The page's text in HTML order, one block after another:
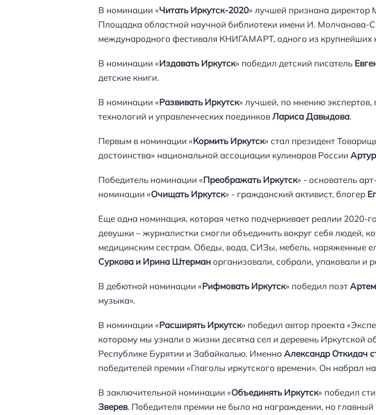
В номинации «Читать Иркутск-2020» лучшей признана директор
Площадка областной научной библиотеки имени И. Молчанова-
международного фестиваля КНИГАМАРТ, одного из крупнейших
В номинации «Издавать Иркутск» победил детский писатель
детские книги.
В номинации «Развивать Иркутск» лучшей, по мнению
технологий и управленческих поединковЛариса Давыдова.
Первым в номинации «Кормить Иркутск» стал президент
достоинства» национальной ассоциации кулинаров России
Победитель номинации «Преображать Иркутск» - основатель
номинации «Очищать Иркутск» - гражданский активист, блогер
Еще одна номинация, которая четко подчеркивает реалии 2020-
девушки – журналистки смогли объединить вокруг себя людей,
медицинским сестрам. Обеды, вода, СИЗы, мебель, наряженные
Суркова и Ирина Штерманорганизовали, собрали, упаковали и
В дебютной номинации «Рифмовать Иркутск» победил поэт
музыка».
В номинации «Расширять Иркутск» победил автор проекта
которому мы узнали о жизни десятка сел и деревень Иркутской
Республике Бурятии и Забайкалью. Именно Александр Откидач
победителей премии «Глаголы иркутского времени». Он набрал
В заключительной номинации «Объединять Иркутск» победил
Зверев. Победителя премии не было на награждении, но главный